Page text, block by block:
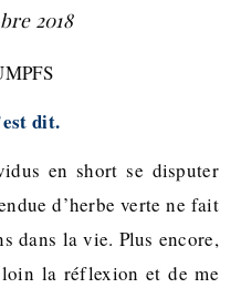
2018
dit.
en short se disputer
d’herbe verte ne fait
dans la vie. Plus encore,
la réflexion et de me